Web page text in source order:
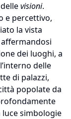
visioni.
e percettivo,
la vista
dei luoghi, a
delle
di palazzi,
popolate da
simbologie